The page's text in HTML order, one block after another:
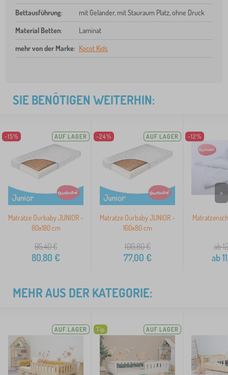
Bettausführung: mit Geländer, mit Stauraum Platz, ohne Druck
Material Betten: Laminat
mehr von der Marke: Kocot Kids
SIE BENÖTIGEN WEITERHIN:
-15% AUF LAGER
Matratze Ourbaby JUNIOR -
80x180 cm
95,40€
80,80 €
-24% AUF LAGER
Matratze Ourbaby JUNIOR -
160x80 cm
100,80€
77,00 €
-12%
ab
ab
>
MEHR AUS DER KATEGORIE:
AUF LAGER Tip AUF LAGER